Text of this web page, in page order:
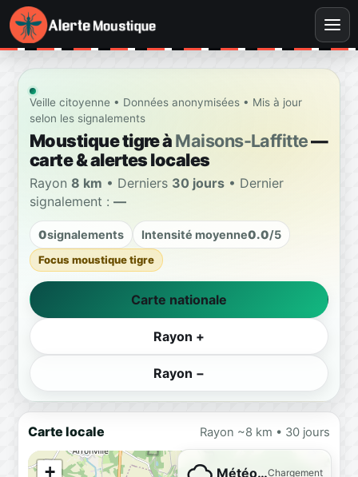
Veille citoyenne • Données anonymisées • Mis à jour
selon les signalements
Moustique tigre àMaisons-Laffitte—
carte & alertes locales
Rayon 8 km • Derniers 30 jours • Dernier
signalement : —
0signalements Intensité moyenne0.0/5
Focus moustique tigre
Carte nationale
Rayon +
Rayon −
Carte locale Rayon ~8 km • 30 jours
+
Météo…Chargement